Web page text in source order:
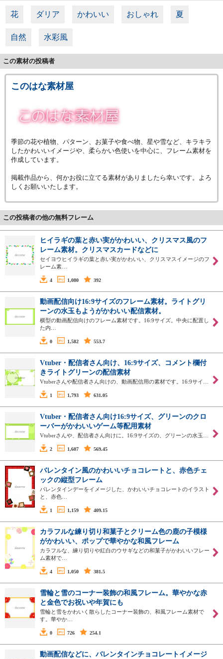
花 ダリア かわいい おしゃれ 夏
自然 水彩風
この素材の投稿者
このはな素材屋
季節の花や植物、パターン、お菓子や食べ物、星や雪など、キラキラ
したかわいいイメージや、柔らかい色使いを中心に、フレーム素材を
作成しています。
掲載作品から、何かお役に立てる素材がありましたら幸いです。よろ
しくお願いいたします。
この投稿者の他の無料フレーム
ヒイラギの葉と赤い実がかわいい、クリスマス風のフ
レーム素材。クリスマスカードなどに
セイヨウヒイラギの葉と赤い実がかわいい、クリスマスイメージのフ
レーム素…
4 1,080 392
動画配信向け16:9サイズのフレーム素材。ライトグリ
ーンの水玉もようがかわいい配信素材。
横型の動画配信向けのフレーム素材です。16:9サイズ。中央に配置し
た内…
0 1,582 553.7
Vtuber・配信者さん向け、16:9サイズ、コメント欄付
きライトグリーンの配信素材
Vtuberさんや配信者さん向けの、動画配信用の素材です。16:9サイ…
1 1,793 631.05
Vtuber・配信者さん向け16:9サイズ、グリーンのクロ
ーバーがかわいいゲーム等配用素材
Vtuberさんや、配信者さん向けに。16:9サイズの、グリーンの水玉…
2 1,607 569.45
バレンタイン風のかわいいチョコレートと、赤色チェ
ックの縦型フレーム
バレンタインデーをイメージした、かわいいチョコレートのイラスト
と、赤色…
1 1,159 409.15
カラフルな練り切り和菓子とクリーム色の鹿の子模様
がかわいい、ポップで華やかな和風フレーム
カラフルな、練り切りや紅白のウサギなどの和菓子がかわいいフレー
ム素材で…
4 1,050 381.5
雪輪と雪のコーナー装飾の和風フレーム。華やかな赤
と金色でお祝いや年賀にも
雪輪と雪をかわいく散らしたコーナー装飾の、和風フレーム素材で
す。華やか…
0 726 254.1
動画配信などに、バレンタインチョコレートイメージ